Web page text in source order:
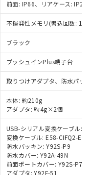
前面: IP66、リアケース: IP20
不揮発性メモリ(書込回数: 100
ブラック
プッシュインPlus端子台
取りつけアダプタ、防水パッ
本体: 約210g
アダプタ: 約4g×2個
USB-シリアル変換ケーブル:
変換ケーブル: E58-CIFQ2-E
防水パッキン: Y92S-P9
防水カバー: Y92A-49N
前面ポートカバー: Y92S-P7
アダプタ: Y92F-51
在庫および標
があることをご
準価格はお客
お客様担当のオ
・当社販売員に
店や当社販売拠
」をご確認
格結果を当社の
す。
リスト作成サー
くには、I-Web
れている必要が
リ臭化ビフェニル
ェニルエーテル類
タル酸ジブチル
ジイソブチル
御機器に対する
ては閾値を超える意
す。
により、予定
。
：
、 Cd(カドミウ
ポリ臭化ビフェ
化ジフェニルエーテ
DIBP(フタル酸ジ
酸ブチルベンジ
のすべてが基
す。
おいて有害物
深刻な影響を
。
売部門へお問
は役務取引許
要な手続きを
に輸出されな
ます。
器、ミサイ
器またはその他
造装置等に一切
三者に販売する
び3の内容を当
また当社は、
わる関係者が違
ある場合は、取
あり
庫状況につ
お取引先、ま
ムロン制御
販売員にご確
た在庫状況の
ない機種